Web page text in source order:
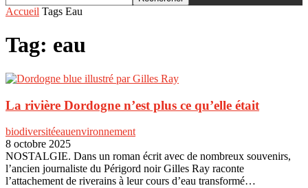
Accueil Tags Eau
Tag: eau
La rivière Dordogne n’est plus ce qu’elle était
biodiversitéeauenvironnement
8 octobre 2025
NOSTALGIE. Dans un roman écrit avec de nombreux souvenirs,
l’ancien journaliste du Périgord noir Gilles Ray raconte
l’attachement de riverains à leur cours d’eau transformé…